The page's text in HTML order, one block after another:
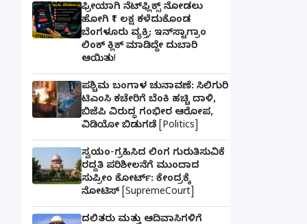
ಫ್ರೀಯಾಗಿ ನೆಟ್‌ಫ್ಲಿಕ್ಸ್ ನೋಡಲು
ಹೋಗಿ ₹1 ಲಕ್ಷ ಕಳೆದುಕೊಂಡ
ಬೆಂಗಳೂರು ವ್ಯಕ್ತಿ; ಇನ್‌ಸ್ಟಾಗ್ರಾಂ
ಲಿಂಕ್ ಕ್ಲಿಕ್ ಮಾಡಿದ್ದೇ ದುಬಾರಿ
ಆಯಿತು!
ಪಶ್ಚಿಮ ಬಂಗಾಳ ಚುನಾವಣೆ: ಸಿಲಿಗುರಿ
ಟಿಎಂಸಿ ಕಚೇರಿಗೆ ಬೆಂಕಿ ಹಚ್ಚಿ ದಾಳಿ,
ಬಿಜೆಪಿ ವಿರುದ್ಧ ಗಂಭೀರ ಆರೋಪ,
ವಿಡಿಯೋ ಬಿಡುಗಡೆ [Politics]
ಸ್ವಯಂ-ಗ್ರಹಿಸಿದ ಲಿಂಗ ಗುರುತಿಸುವಿಕೆ
ರದ್ದತಿ ಪರಿಶೀಲನೆಗೆ ಮುಂದಾದ
ಸುಪ್ರೀಂ ಕೋರ್ಟ್: ಕೇಂದ್ರಕ್ಕೆ
ನೋಟಿಸ್ [SupremeCourt]
ದಲಿತರು ಮತ್ತು ಆದಿವಾಸಿಗಳಿಗೆ